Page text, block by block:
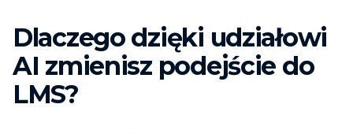
Dlaczego dzięki udziałowi
AI zmienisz podejście do
LMS?